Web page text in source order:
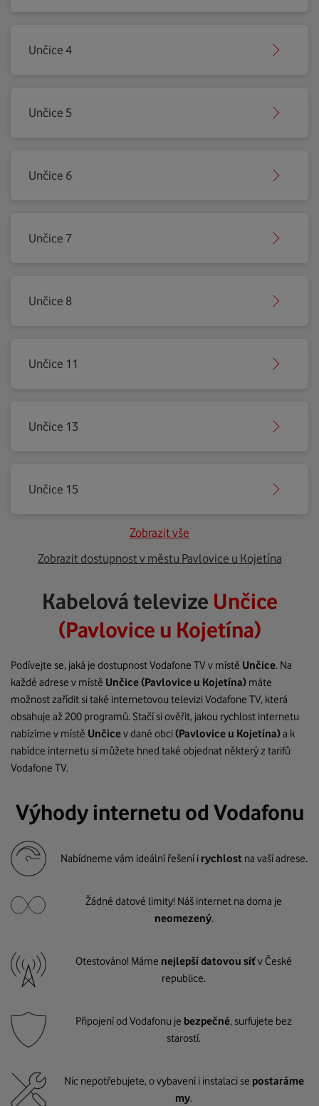
Unčice 4
Unčice 5
Unčice 6
Unčice 7
Unčice 8
Unčice 11
Unčice 13
Unčice 15
Zobrazit vše
Zobrazit dostupnost v městu Pavlovice u Kojetína
Kabelová televize Unčice
(Pavlovice u Kojetína)
Podívejte se, jaká je dostupnost Vodafone TV v místě Unčice. Na
každé adrese v místě Unčice(Pavlovice u Kojetína) máte
možnost zařídit si také internetovou televizi Vodafone TV, která
obsahuje až 200 programů. Stačí si ověřit, jakou rychlost internetu
nabízíme v místě Unčicev dané obci(Pavlovice u Kojetína)a k
nabídce internetu si můžete hned také objednat některý z tarifů
Vodafone TV.
Výhody internetu od Vodafonu
Nabídneme vám ideální řešení i rychlost na vaší adrese.
Žádné datové limity! Náš internet na doma je
neomezený.
Otestováno! Máme nejlepší datovou síťv České
republice.
Připojení od Vodafonu je bezpečné, surfujete bez
starostí.
Nic nepotřebujete, o vybavení i instalaci se postaráme
my.